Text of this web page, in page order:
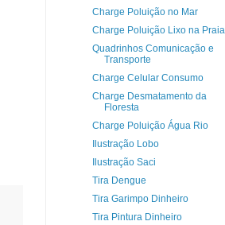
Charge Poluição no Mar
Charge Poluição Lixo na Praia
Quadrinhos Comunicação e
Transporte
Charge Celular Consumo
Charge Desmatamento da
Floresta
Charge Poluição Água Rio
Ilustração Lobo
Ilustração Saci
Tira Dengue
Tira Garimpo Dinheiro
Tira Pintura Dinheiro